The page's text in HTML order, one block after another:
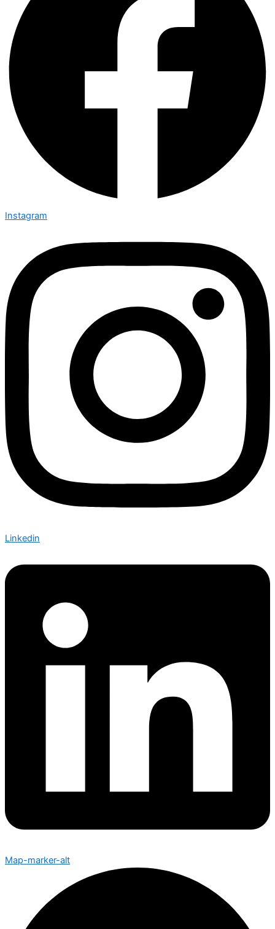
Instagram
Linkedin
Map-marker-alt